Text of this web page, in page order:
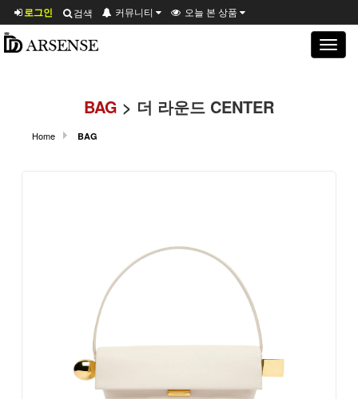
로그인 검색 커뮤니티 오늘 본 상품
Toggle
BAG > 더 라운드 CENTER
Home BAG